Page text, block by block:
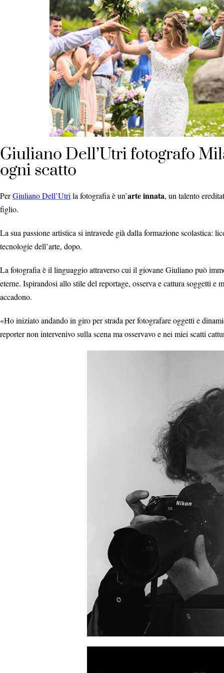
Giuliano Dell’Utri fotografo
ogni scatto
PerGiuliano Dell’Utrila fotografia è un’arte innata, un talento
figlio.
La sua passione artistica si intravede già dalla formazione scolastica:
tecnologie dell’arte, dopo.
La fotografia è il linguaggio attraverso cui il giovane Giuliano può
eterne. Ispirandosi allo stile del reportage, osserva e cattura soggetti
accadono.
«Ho iniziato andando in giro per strada per fotografare oggetti e
reporter non intervenivo sulla scena ma osservavo e nei miei scatti